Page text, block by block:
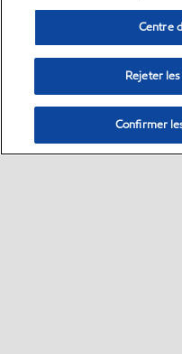
Centre
Rejeter
Confirmer